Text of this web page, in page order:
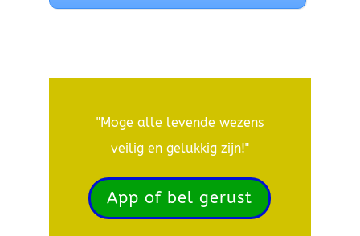
"Moge alle levende wezens
veilig en gelukkig zijn!"
App of bel gerust